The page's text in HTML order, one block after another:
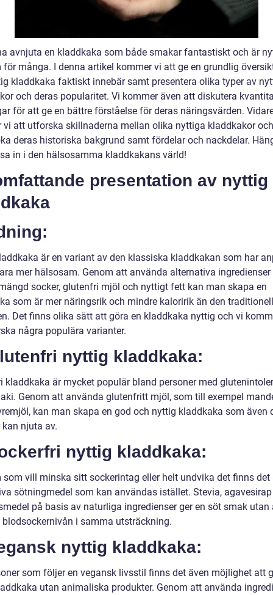
avnjuta en kladdkaka som både smakar fantastiskt och är
för många. I denna artikel kommer vi att ge en grundlig
kladdkaka faktiskt innebär samt presentera olika typer av
och deras popularitet. Vi kommer även att diskutera
för att ge en bättre förståelse för deras näringsvärden.
vi att utforska skillnaderna mellan olika nyttiga kladdkakor och
deras historiska bakgrund samt fördelar och nackdelar.
in i den hälsosamma kladdkakans värld!
presentation av nyttig
är en variant av den klassiska kladdkakan som har
mer hälsosam. Genom att använda alternativa ingredienser
socker, glutenfri mjöl och nyttigt fett kan man skapa en
som är mer näringsrik och mindre kaloririk än den
Det finns olika sätt att göra en kladdkaka nyttig och vi
några populära varianter.
nyttig kladdkaka:
kladdkaka är mycket populär bland personer med
Genom att använda glutenfritt mjöl, som till exempel
kan man skapa en god och nyttig kladdkaka som även
njuta av.
nyttig kladdkaka:
som vill minska sitt sockerintag eller helt undvika det finns det
sötningmedel som kan användas istället. Stevia,
på basis av naturliga ingredienser ger en söt smak utan
blodsockernivån i samma utsträckning.
nyttig kladdkaka:
som följer en vegansk livsstil finns det även möjlighet att
utan animaliska produkter. Genom att använda